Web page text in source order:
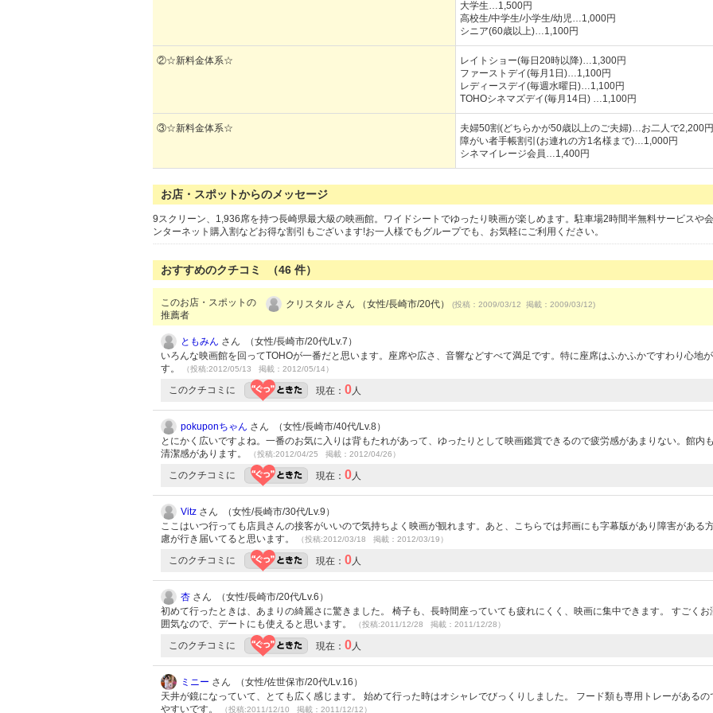
大学生…1,500円
高校生/中学生/小学生/幼児…1,000円
シニア(60歳以上)…1,100円
②☆新料金体系☆
レイトショー(毎日20時以降)…1,300円
ファーストデイ(毎月1日)…1,100円
レディースデイ(毎週水曜日)…1,100円
TOHOシネマズデイ(毎月14日) …1,100円
③☆新料金体系☆
夫婦50割(どちらかが50歳以上のご夫婦)…お二人で2,200円
障がい者手帳割引(お連れの方1名様まで)…1,000円
シネマイレージ会員…1,400円
お店・スポットからのメッセージ
9スクリーン、1,936席を持つ長崎県最大級の映画館。ワイドシートでゆったり映画が楽しめます。駐車場2時間半無料サービスや
ンターネット購入割などお得な割引もございます!お一人様でもグループでも、お気軽にご利用ください。
おすすめのクチコミ （46 件）
このお店・スポットの
推薦者
クリスタル さん （女性/長崎市/20代） (投稿：2009/03/12 掲載：2009/03/12)
ともみん さん （女性/長崎市/20代/Lv.7）
いろんな映画館を回ってTOHOが一番だと思います。座席や広さ、音響などすべて満足です。特に座席はふかふかですわり心地
す。
（投稿:2012/05/13 掲載：2012/05/14）
このクチコミに 現在： 0人
pokuponちゃん さん （女性/長崎市/40代/Lv.8）
とにかく広いですよね。一番のお気に入りは背もたれがあって、ゆったりとして映画鑑賞できるので疲労感があまりない。館内
清潔感があります。
（投稿:2012/04/25 掲載：2012/04/26）
このクチコミに 現在： 0人
Vitz さん （女性/長崎市/30代/Lv.9）
ここはいつ行っても店員さんの接客がいいので気持ちよく映画が観れます。あと、こちらでは邦画にも字幕版があり障害がある
慮が行き届いてると思います。
（投稿:2012/03/18 掲載：2012/03/19）
このクチコミに 現在： 0人
杏 さん （女性/長崎市/20代/Lv.6）
初めて行ったときは、あまりの綺麗さに驚きました。 椅子も、長時間座っていても疲れにくく、映画に集中できます。 すごくお
囲気なので、デートにも使えると思います。
（投稿:2011/12/28 掲載：2011/12/28）
このクチコミに 現在： 0人
ミニー さん （女性/佐世保市/20代/Lv.16）
天井が鏡になっていて、とても広く感じます。 始めて行った時はオシャレでびっくりしました。 フード類も専用トレーがあるの
やすいです。
（投稿:2011/12/10 掲載：2011/12/12）